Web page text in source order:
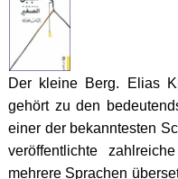
Der kleine Berg. Elias
gehört zu den
einer der bekanntesten
veröffentlichte
mehrere Sprachen